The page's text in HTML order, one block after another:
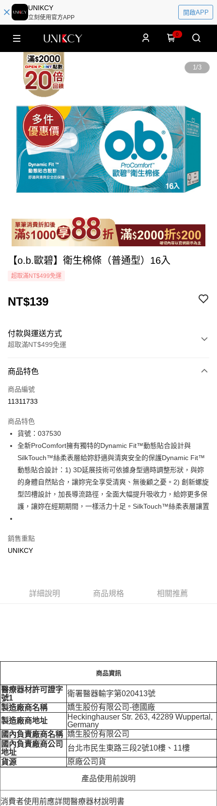
UNIKCY
立刻使用官方APP
開啟APP
0
1/3
【o.b.歐碧】衛生棉條（普通型）16入
超取滿NT$499免運
NT$139
付款與運送方式
超取滿NT$499免運
icash Pay
信用卡一次付款
LINE Pay
Apple Pay
街口支付
悠遊付
Google Pay
7-11取貨付款［需3-5個工作天不含預購商品］
商品特色
商品編號
11311733
商品特色
貨號：037530
全新ProComfort擁有獨特的Dynamic Fit™動態貼合設計與
SilkTouch™絲柔表層給妳舒適與清爽安全的保護Dynamic Fit™
動態貼合設計：1) 3D延展技術可依據身型適時調整形狀，與妳
的身體自然貼合，讓妳完全享受清爽、無後顧之憂。2) 創新螺旋
型凹槽設計，加長導流路徑，全面大幅提升吸收力，給妳更多保
護，讓妳在經期期間，一樣活力十足。SilkTouch™絲柔表層讓置
銷售重點
UNIKCY
詳細說明 商品規格 相關推薦
商品資訊
醫療器材許可證字
號1
衛署醫器輸字第020413號
製造廠商名稱
嬌生股份有限公司-德國廠
製造廠商地址
Heckinghauser Str. 263, 42289 Wuppertal,
Germany
國內負責廠商名稱 嬌生股份有限公司
國內負責廠商公司
地址
台北市民生東路三段2號10樓、11樓
貨源
原廠公司貨
產品使用前說明
消費者使用前應詳閱醫療器材說明書